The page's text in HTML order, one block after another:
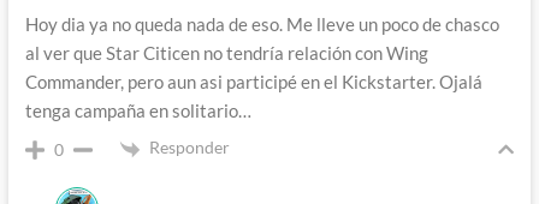
Hoy dia ya no queda nada de eso. Me lleve un poco de chasco
al ver que Star Citicen no tendría relación con Wing
Commander, pero aun asi participé en el Kickstarter. Ojalá
tenga campaña en solitario…
0 Responder